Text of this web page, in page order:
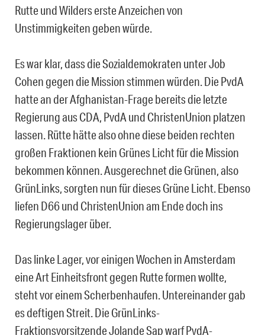
Rutte und Wilders erste Anzeichen von
Unstimmigkeiten geben würde.
Es war klar, dass die Sozialdemokraten unter Job
Cohen gegen die Mission stimmen würden. Die PvdA
hatte an der Afghanistan-Frage bereits die letzte
Regierung aus CDA, PvdA und ChristenUnion platzen
lassen. Rütte hätte also ohne diese beiden rechten
großen Fraktionen kein Grünes Licht für die Mission
bekommen können. Ausgerechnet die Grünen, also
GrünLinks, sorgten nun für dieses Grüne Licht. Ebenso
liefen D66 und ChristenUnion am Ende doch ins
Regierungslager über.
Das linke Lager, vor einigen Wochen in Amsterdam
eine Art Einheitsfront gegen Rutte formen wollte,
steht vor einem Scherbenhaufen. Untereinander gab
es deftigen Streit. Die GrünLinks-
Fraktionsvorsitzende Jolande Sap warf PvdA-